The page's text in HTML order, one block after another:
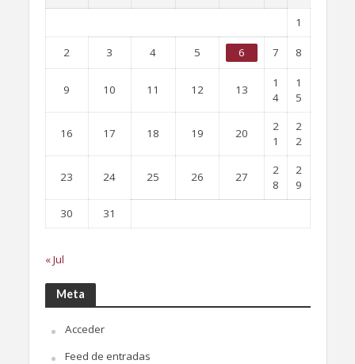
1
2 3 4 5 6 7 8
9 10 11 12 13
1
4
1
5
16 17 18 19 20
2
1
2
2
23 24 25 26 27
2
8
2
9
30
31
« Jul
Meta
Acceder
Feed de entradas